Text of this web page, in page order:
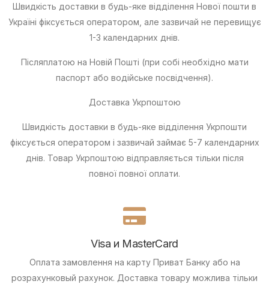
Швидкість доставки в будь-яке відділення Нової пошти в
Україні фіксується оператором, але зазвичай не перевищує
1-3 календарних днів.
Післяплатою на Новій Пошті (при собі необхідно мати
паспорт або водійське посвідчення).
Доставка Укрпоштою
Швидкість доставки в будь-яке відділення Укрпошти
фіксується оператором і зазвичай займає 5-7 календарних
днів. Товар Укрпоштою відправляється тільки після
повної повної оплати.
Visa и MasterCard
Оплата замовлення на карту Приват Банку або на
розрахунковый рахунок. Доставка товару можлива тільки